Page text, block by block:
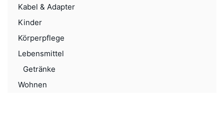
Kabel & Adapter
Kinder
Körperpflege
Lebensmittel
Getränke
Wohnen